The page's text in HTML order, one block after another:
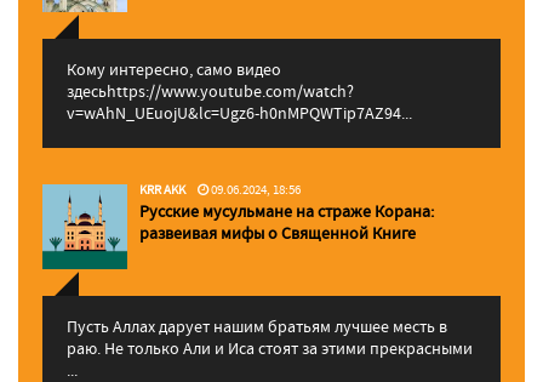
Кому интересно, само видео
здесьhttps://www.youtube.com/watch?
v=wAhN_UEuojU&lc=Ugz6-h0nMPQWTip7AZ94...
KRR AKK 09.06.2024, 18:56
Русские мусульмане на страже Корана:
pазвеивая мифы о Священной Книге
Пусть Аллах дарует нашим братьям лучшее месть в
раю. Не только Али и Иса стоят за этими прекрасными
...